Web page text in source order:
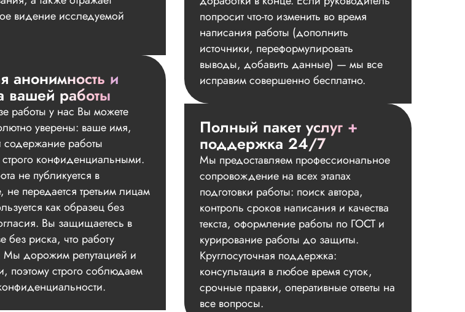
видение исследуемой
анонимность и
вашей работы
работы у нас Вы можете
уверены: ваше имя,
работы
строго конфиденциальными.
не публикуется в
не передается третьим лицам
как образец без
Вы защищаетесь в
без риска, что работу
Мы дорожим репутацией и
поэтому строго соблюдаем
попросит что-то изменить во время
написания работы (дополнить
источники, переформулировать
выводы, добавить данные) — мы все
исправим совершенно бесплатно.
Полный пакет услуг +
поддержка 24/7
Мы предоставляем профессиональное
сопровождение на всех этапах
подготовки работы: поиск автора,
контроль сроков написания и качества
текста, оформление работы по ГОСТ и
курирование работы до защиты.
Круглосуточная поддержка:
консультация в любое время суток,
срочные правки, оперативные ответы на
все вопросы.